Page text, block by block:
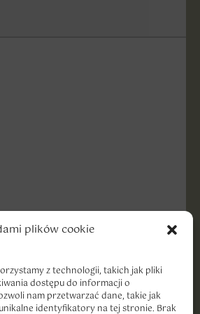
plików cookie
z technologii, takich jak pliki
dostępu do informacji o
nam przetwarzać dane, takie jak
identyfikatory na tej stronie. Brak